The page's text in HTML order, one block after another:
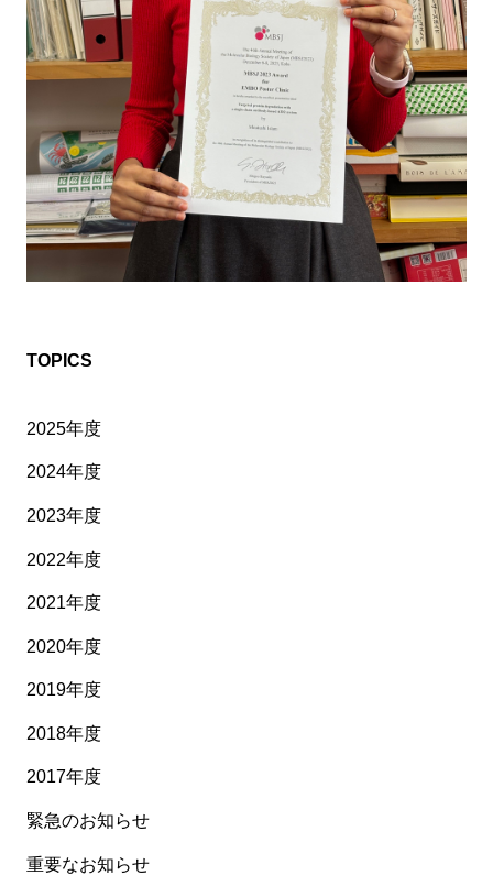
TOPICS
2025年度
2024年度
2023年度
2022年度
2021年度
2020年度
2019年度
2018年度
2017年度
緊急のお知らせ
重要なお知らせ